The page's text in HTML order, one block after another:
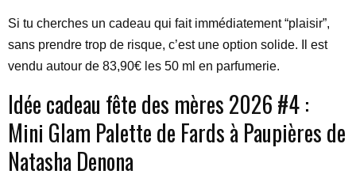
Si tu cherches un cadeau qui fait immédiatement “plaisir”,
sans prendre trop de risque, c’est une option solide. Il est
vendu autour de 83,90€ les 50 ml en parfumerie.
Idée cadeau fête des mères 2026 #4 :
Mini Glam Palette de Fards à Paupières de
Natasha Denona